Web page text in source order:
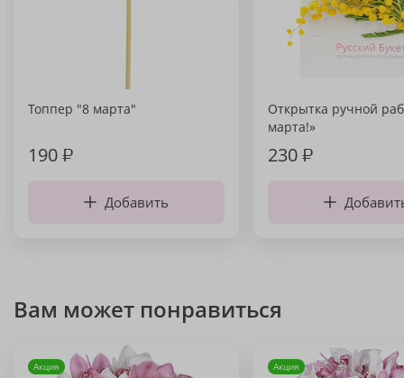
Топпер "8 марта"
190₽
Добавить
Открытка ручной
марта!»
230₽
Вам может понравиться
Акция Акция